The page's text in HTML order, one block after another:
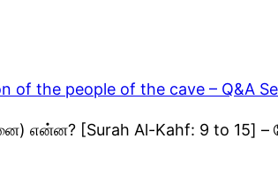
of the people of the cave – Q&A
என்ன? [Surah Al-Kahf: 9 to 15] –